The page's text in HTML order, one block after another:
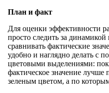
План и факт
Для оценки эффективности
просто следить за
сравнивать фактические
удобно и наглядно делать с
цветовыми выделениями:
фактическое значение лучше
зеленым цветом, а по